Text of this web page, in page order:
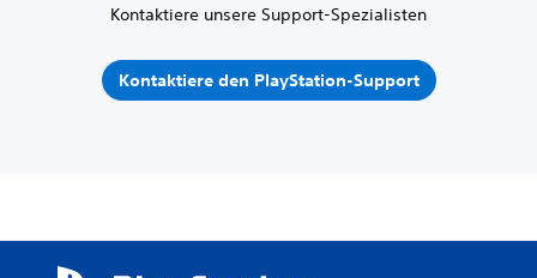
Kontaktiere unsere Support-Spezialisten
Kontaktiere den PlayStation-Support